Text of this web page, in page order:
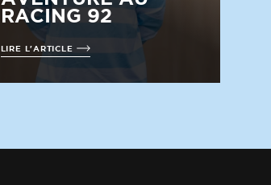
RACING 92
LIRE L'ARTICLE